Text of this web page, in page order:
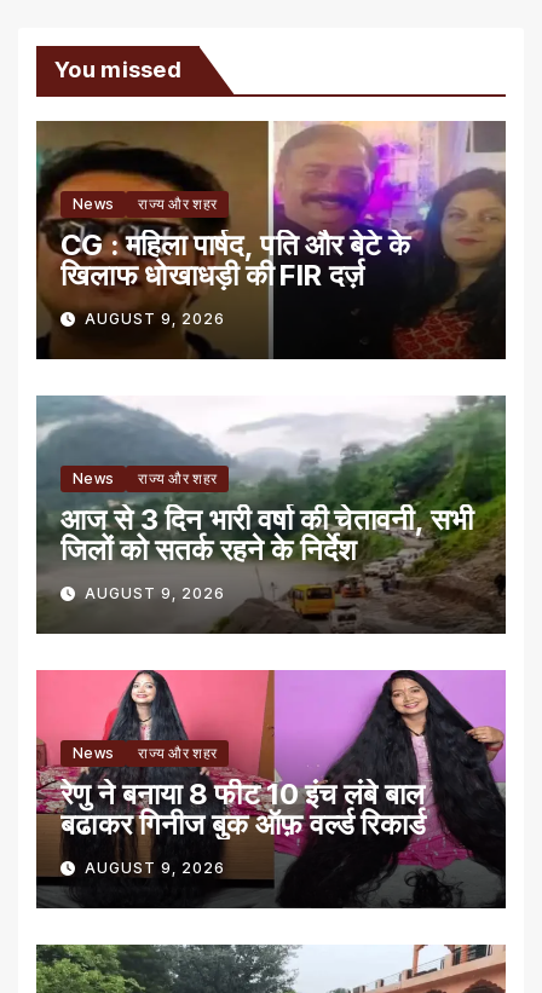
You missed
News राज्य और शहर
CG : महिला पार्षद, पति और बेटे के
खिलाफ धोखाधड़ी की FIR दर्ज़
AUGUST 9, 2026
News राज्य और शहर
आज से 3 दिन भारी वर्षा की चेतावनी, सभी
जिलों को सतर्क रहने के निर्देश
AUGUST 9, 2026
News राज्य और शहर
रेणु ने बनाया 8 फीट 10 इंच लंबे बाल
बढाकर गिनीज बुक ऑफ़ वर्ल्ड रिकार्ड
AUGUST 9, 2026